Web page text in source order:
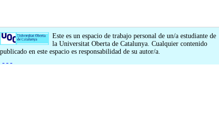
Este es un espacio de trabajo personal de un/a estudiante de
la Universitat Oberta de Catalunya. Cualquier contenido
publicado en este espacio es responsabilidad de su autor/a.